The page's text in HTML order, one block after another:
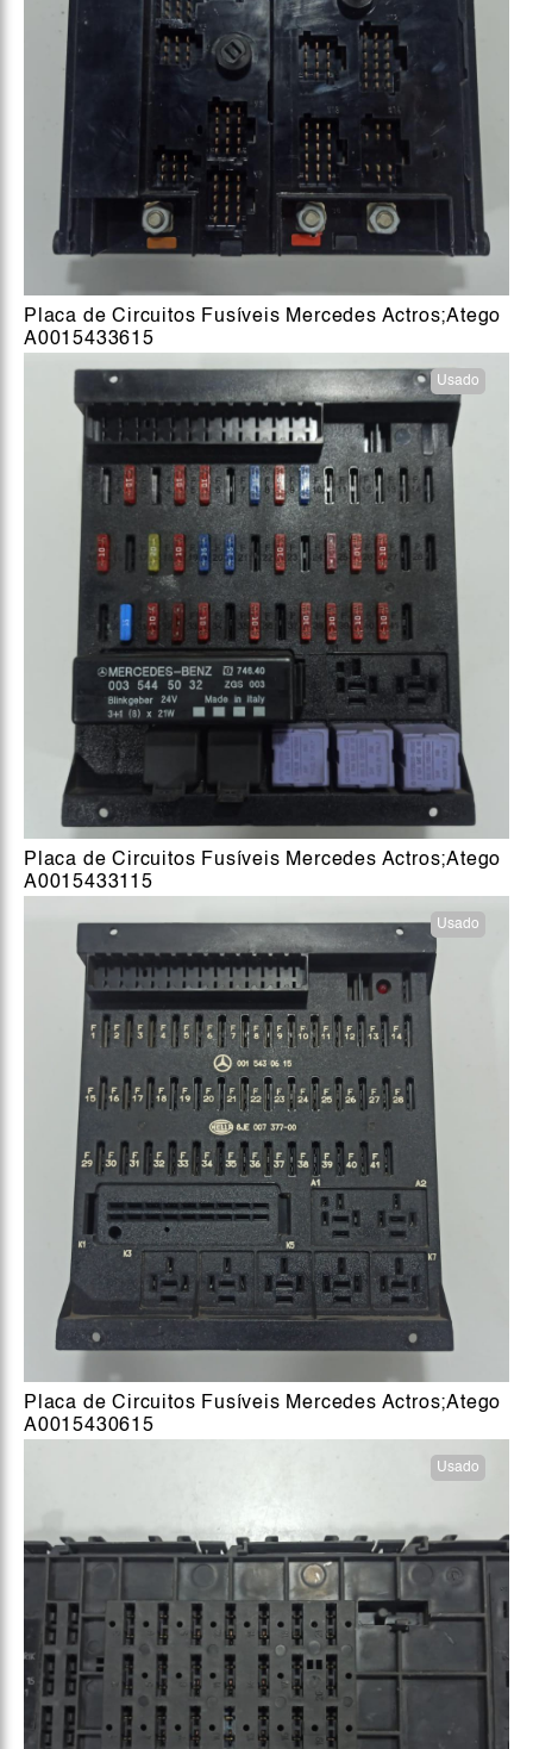
Placa de Circuitos Fusíveis Mercedes Actros;Atego
A0015433615
Usado
Placa de Circuitos Fusíveis Mercedes Actros;Atego
A0015433115
Usado
Placa de Circuitos Fusíveis Mercedes Actros;Atego
A0015430615
Usado